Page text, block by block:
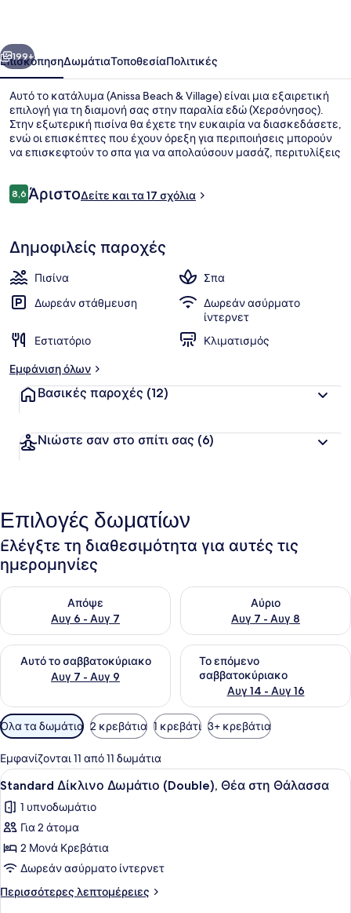
Επόμενο
199+
ΕπισκόπησηΔωμάτιαΤοποθεσίαΠολιτικές
Αυτό το κατάλυμα (Anissa Beach & Village) είναι μια εξαιρετική
επιλογή για τη διαμονή σας στην παραλία εδώ (Χερσόνησος).
Στην εξωτερική πισίνα θα έχετε την ευκαιρία να διασκεδάσετε,
ενώ οι επισκέπτες που έχουν όρεξη για περιποιήσεις μπορούν
να επισκεφτούν το σπα για να απολαύσουν μασάζ, περιτυλίξεις
είναι ανοικτό για πρωινό και βραδινό. Προσφέρονται επίσης 4
Σχόλια
8,68,6 στα 10
ΆριστοΔείτε και τα 17 σχόλια
Δημοφιλείς παροχές
Πισίνα
Σπα
Δωρεάν στάθμευση
Δωρεάν ασύρματο
ίντερνετ
Εστιατόριο
Κλιματισμός
Εμφάνιση όλων
Βασικές παροχές (12)
Νιώστε σαν στο σπίτι σας (6)
Επιλογές δωματίων
Ελέγξτε τη διαθεσιμότητα για αυτές τις
ημερομηνίες
Απόψε
Αυγ 6 - Αυγ 7
Έλεγχος διαθεσιμότητας για απόψε Αυγ 6 - Αυγ 7
Αύριο
Αυγ 7 - Αυγ 8
Έλεγχος διαθεσιμότητας
Αυτό το σαββατοκύριακο
Αυγ 7 - Αυγ 9
Έλεγχος διαθεσιμότητας για αυτό το σαββατοκύριακο
Το επόμενο
σαββατοκύριακο
Αυγ 14 - Αυγ 16
Έλεγχος διαθεσιμότητας
Διαθέσιμα
φίλτρα
για
τα
δωμάτια
Όλα τα δωμάτια 2 κρεβάτια 1 κρεβάτι 3+ κρεβάτια
Εμφανίζονται 11 από 11 δωμάτια
Προβολή
όλων
των
φωτογραφιών
για
Standard
Δίκλινο
Δωμάτιο
Ένα δωμάτιο ξενοδοχείου με ένα
5
Standard Δίκλινο Δωμάτιο (Double), Θέα στη Θάλασσα
1 υπνοδωμάτιο
Για 2 άτομα
2 Μονά Κρεβάτια
Δωρεάν ασύρματο ίντερνετ
Περισσότερες λεπτομέρειες
Περισσότερες